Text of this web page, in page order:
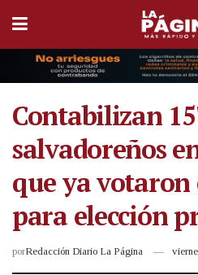
Contabilizan
salvadoreños
que ya votaron
para elección
porRedacción Diario La Página